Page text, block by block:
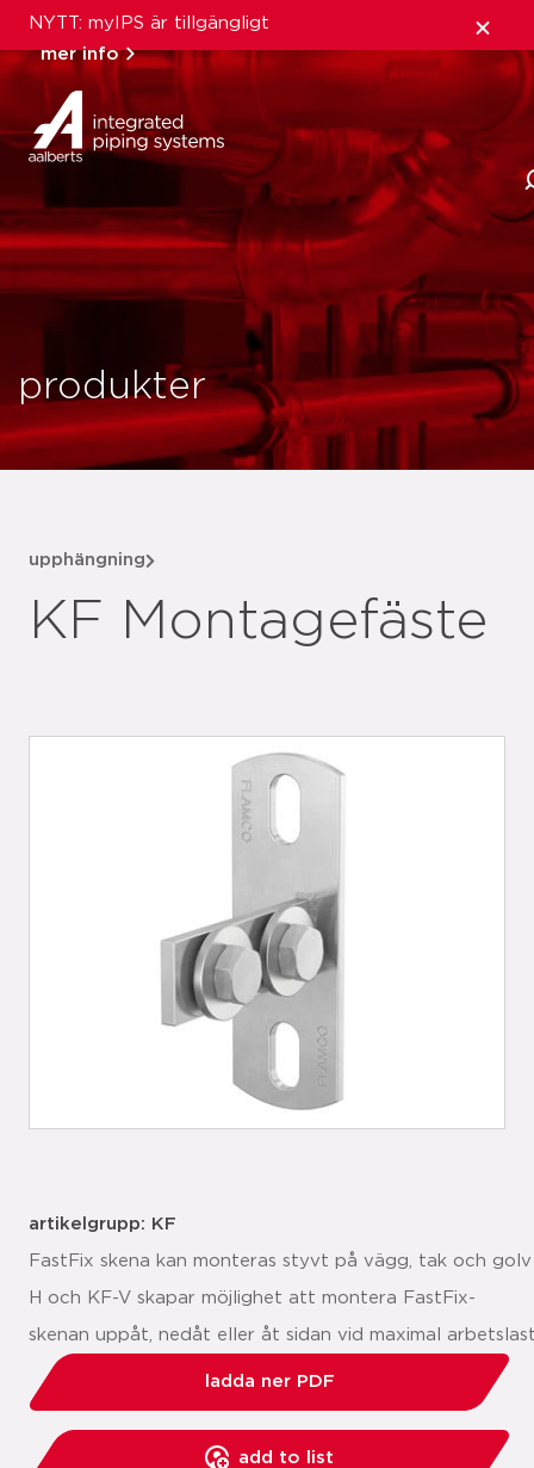
NYTT: myIPS är tillgängligt
mer info
produkter
upphängning
KF Montagefäste
artikelgrupp: KF
FastFix skena kan monteras styvt på vägg, tak och
H och KF-V skapar möjlighet att montera FastFix-
skenan uppåt, nedåt eller åt sidan vid maximal
ladda ner PDF
add to list